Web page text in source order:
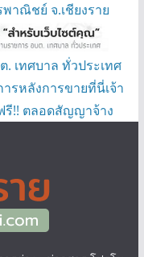
าณิชย์ จ.เชียงราย
เทศบาล ทั่วประเทศ
รหลังการขายที่นี่เจ้า
รี!! ตลอดสัญญาจ้าง